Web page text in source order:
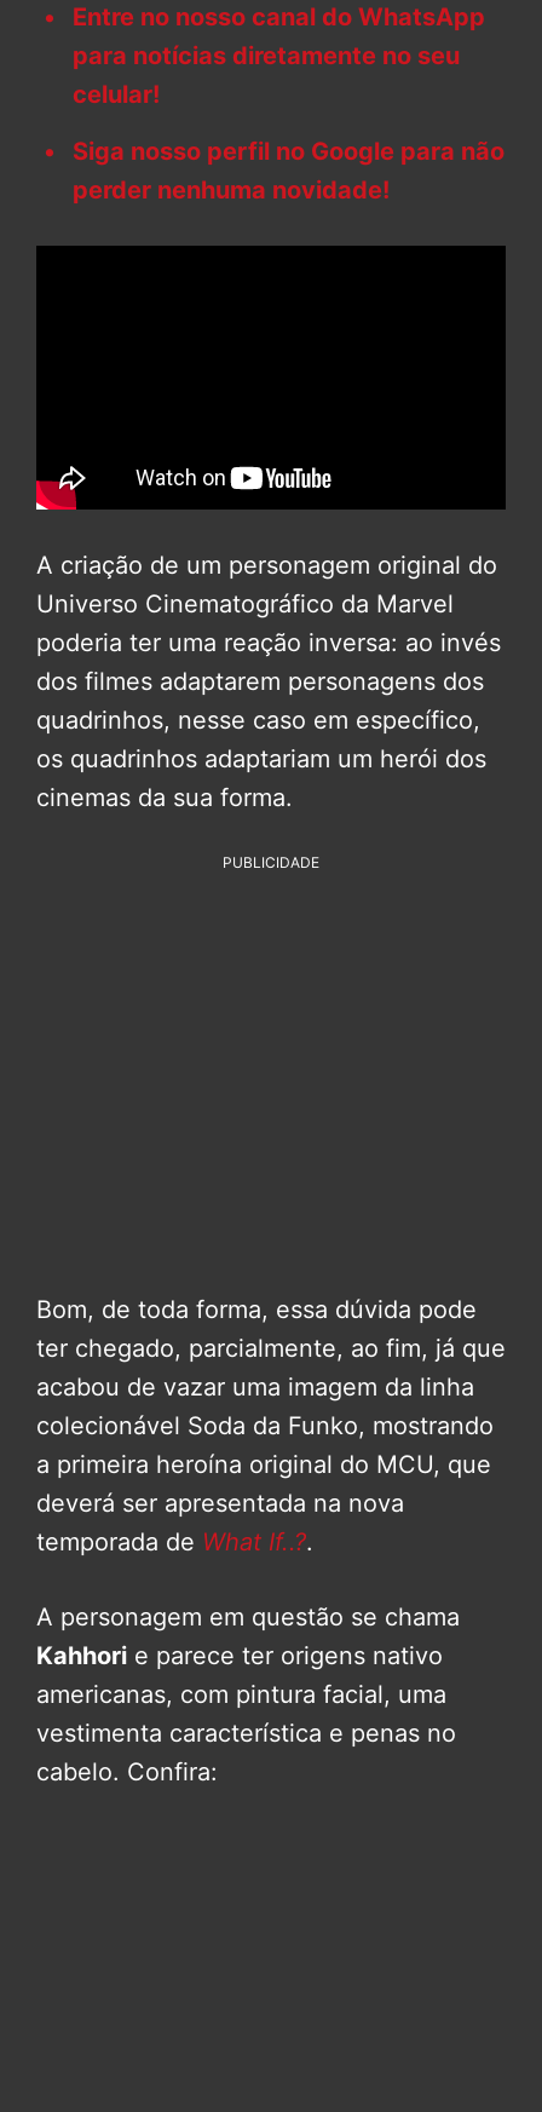
Entre no nosso canal do WhatsApp
para notícias diretamente no seu
celular!
Siga nosso perfil no Google para não
perder nenhuma novidade!
A criação de um personagem original do
Universo Cinematográfico da Marvel
poderia ter uma reação inversa: ao invés
dos filmes adaptarem personagens dos
quadrinhos, nesse caso em específico,
os quadrinhos adaptariam um herói dos
cinemas da sua forma.
PUBLICIDADE
Bom, de toda forma, essa dúvida pode
ter chegado, parcialmente, ao fim, já que
acabou de vazar uma imagem da linha
colecionável Soda da Funko, mostrando
a primeira heroína original do MCU, que
deverá ser apresentada na nova
temporada de What If..?.
A personagem em questão se chama
Kahhori e parece ter origens nativo
americanas, com pintura facial, uma
vestimenta característica e penas no
cabelo. Confira: